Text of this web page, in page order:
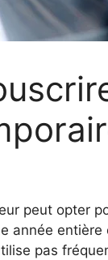
peut opter
année
pas